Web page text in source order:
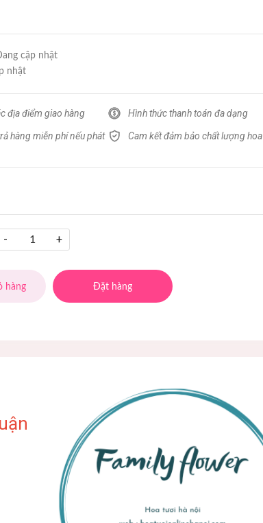
cập nhật
nhật
địa điểm giao hàng Hình thức thanh toán đa dạng
hàng miễn phí nếu phát
Cam kết đảm bảo chất lượng hoa
- +
hàng Đặt hàng